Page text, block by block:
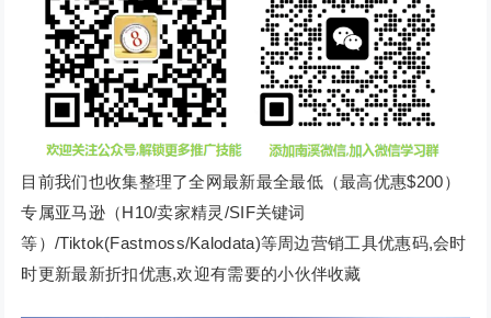
目前我们也收集整理了全网最新最全最低（最高优惠$200）
专属亚马逊（H10/卖家精灵/SIF关键词
等）/Tiktok(Fastmoss/Kalodata)等周边营销工具优惠码,会时
时更新最新折扣优惠,欢迎有需要的小伙伴收藏